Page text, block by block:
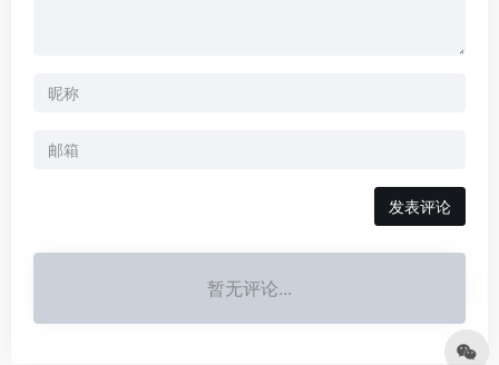
发表评论
暂无评论...